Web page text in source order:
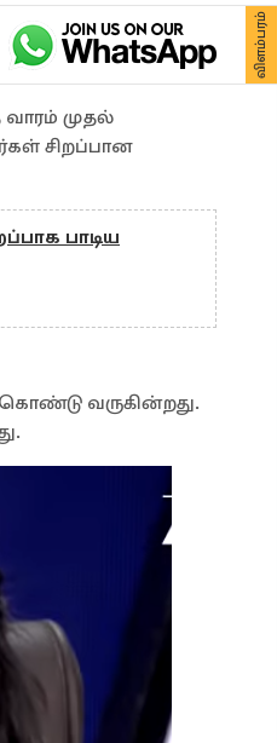
விளம்பரம்
வாரம் முதல்
சிறப்பான
பாடிய
வருகின்றது.